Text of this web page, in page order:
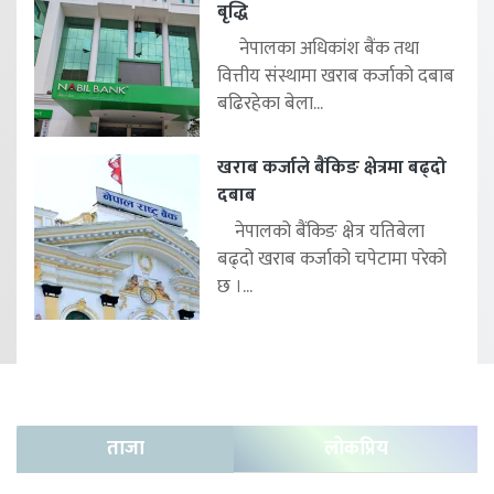
बृद्धि
नेपालका अधिकांश बैंक तथा
वित्तीय संस्थामा खराब कर्जाको दबाब
बढिरहेका बेला...
खराब कर्जाले बैंकिङ क्षेत्रमा बढ्दो
दबाब
नेपालको बैंकिङ क्षेत्र यतिबेला
बढ्दो खराब कर्जाको चपेटामा परेको
छ ।...
ताजा लोकप्रिय